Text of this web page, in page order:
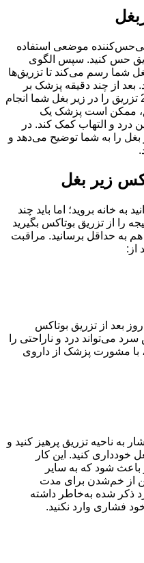
بی‌حس‌کننده موضعی استفاده
حس کنید. سپس الگوی
شما رسم می‌کند تا تزریق‌ها
از چند دقیقه پزشک بر
اساس الگو کشیده شده بین 15 تا 20 تزریق را در زیر بغل شما انجام
ممکن است پزشک یک
درد و التهاب کمک کند. در
را به شما توضیح می‌دهد و
زیر بغل
به خانه بروید؛ اما باید چند
را از تزریق بوتاکس بگیرید
به حداقل برسانید. مراقبت
از:
بعد از تزریق بوتاکس
می‌تواند درد و ناراحتی را
با مشورت پزشک از داروی
به ناحیه تزریق پرهیز کنید و
خودداری کنید. این کار
باعث شود که به سایر
از خم‌شدن برای مدت
ذکر شده به‌خاطر داشته
فشاری وارد نکنید.